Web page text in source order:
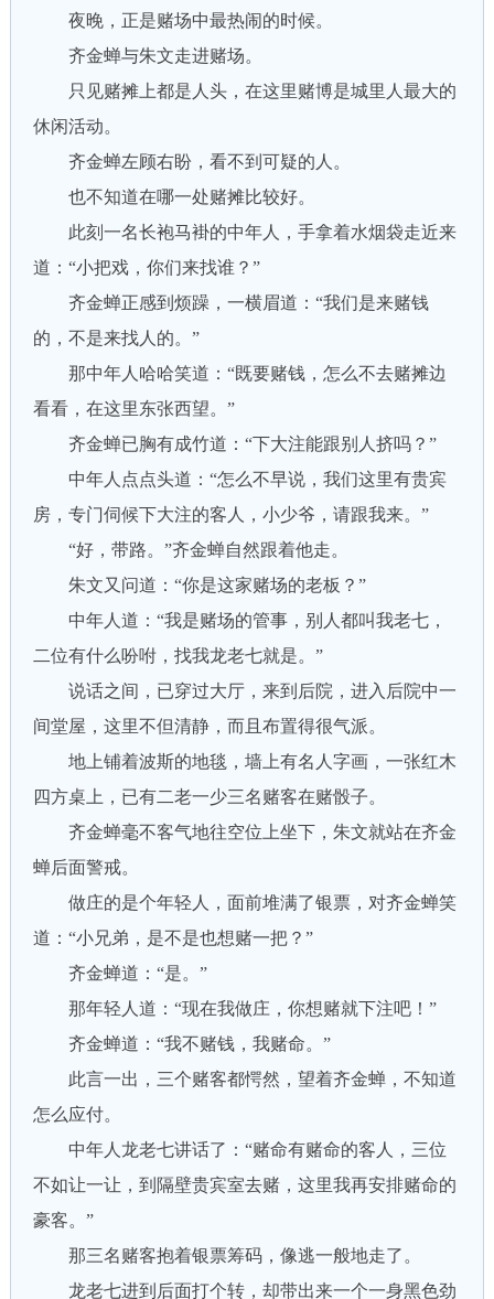
夜晚，正是赌场中最热闹的时候。
齐金蝉与朱文走进赌场。
只见赌摊上都是人头，在这里赌博是城里人最大的
休闲活动。
齐金蝉左顾右盼，看不到可疑的人。
也不知道在哪一处赌摊比较好。
此刻一名长袍马褂的中年人，手拿着水烟袋走近来
道：“小把戏，你们来找谁？”
齐金蝉正感到烦躁，一横眉道：“我们是来赌钱
的，不是来找人的。”
那中年人哈哈笑道：“既要赌钱，怎么不去赌摊边
看看，在这里东张西望。”
齐金蝉已胸有成竹道：“下大注能跟别人挤吗？”
中年人点点头道：“怎么不早说，我们这里有贵宾
房，专门伺候下大注的客人，小少爷，请跟我来。”
“好，带路。”齐金蝉自然跟着他走。
朱文又问道：“你是这家赌场的老板？”
中年人道：“我是赌场的管事，别人都叫我老七，
二位有什么吩咐，找我龙老七就是。”
说话之间，已穿过大厅，来到后院，进入后院中一
间堂屋，这里不但清静，而且布置得很气派。
地上铺着波斯的地毯，墙上有名人字画，一张红木
四方桌上，已有二老一少三名赌客在赌骰子。
齐金蝉毫不客气地往空位上坐下，朱文就站在齐金
蝉后面警戒。
做庄的是个年轻人，面前堆满了银票，对齐金蝉笑
道：“小兄弟，是不是也想赌一把？”
齐金蝉道：“是。”
那年轻人道：“现在我做庄，你想赌就下注吧！”
齐金蝉道：“我不赌钱，我赌命。”
此言一出，三个赌客都愕然，望着齐金蝉，不知道
怎么应付。
中年人龙老七讲话了：“赌命有赌命的客人，三位
不如让一让，到隔壁贵宾室去赌，这里我再安排赌命的
豪客。”
那三名赌客抱着银票筹码，像逃一般地走了。
龙老七进到后面打个转，却带出来一个一身黑色劲